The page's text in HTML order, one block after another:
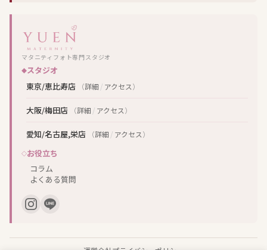
マタニティフォト専門スタジオ
スタジオ
東京/恵比寿店
（詳細 / アクセス）
大阪/梅田店 （詳細 / アクセス）
愛知/名古屋,栄店 （詳細 / アクセス）
お役立ち
コラム
よくある質問